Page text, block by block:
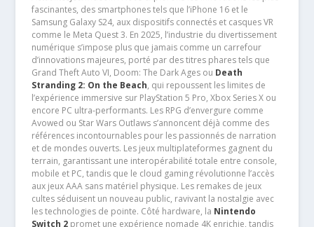
fascinantes, des smartphones tels que l’iPhone 16 et le
Samsung Galaxy S24, aux dispositifs connectés et casques VR
comme le Meta Quest 3. En 2025, l’industrie du divertissement
numérique s’impose plus que jamais comme un carrefour
d’innovations majeures, porté par des titres phares tels que
Grand Theft Auto VI, Doom: The Dark Ages ou Death
Stranding 2: On the Beach, qui repoussent les limites de
l’expérience immersive sur PlayStation 5 Pro, Xbox Series X ou
encore PC ultra-performants. Les RPG d’envergure comme
Avowed ou Star Wars Outlaws s’annoncent déjà comme des
références incontournables pour les passionnés de narration
et de mondes ouverts. Les jeux multiplateformes gagnent du
terrain, garantissant une interopérabilité totale entre console,
mobile et PC, tandis que le cloud gaming révolutionne l’accès
aux jeux AAA sans matériel physique. Les remakes de jeux
cultes séduisent un nouveau public, ravivant la nostalgie avec
les technologies de pointe. Côté hardware, la Nintendo
Switch 2promet une expérience nomade 4K enrichie, tandis